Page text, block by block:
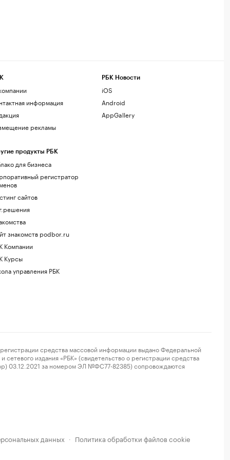
информация
рекламы
продукты РБК
для бизнеса
регистратор
сайтов
знакомств podbor.ru
Компании
Курсы
управления РБК
РБК Новости
iOS
Android
AppGallery
средства массовой информации выдано Федеральной
издания «РБК» (свидетельство о регистрации средства
03.12.2021 за номером ЭЛ №ФС77-82385) сопровождаются
данных · Политика обработки файлов cookie